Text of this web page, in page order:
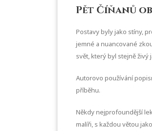
Pět Číňanů
Postavy byly jako stíny,
jemné a nuancované
svět, který byl stejně živý
Autorovo používání
příběhu.
Někdy nejprofoundější
malíři, s každou větou